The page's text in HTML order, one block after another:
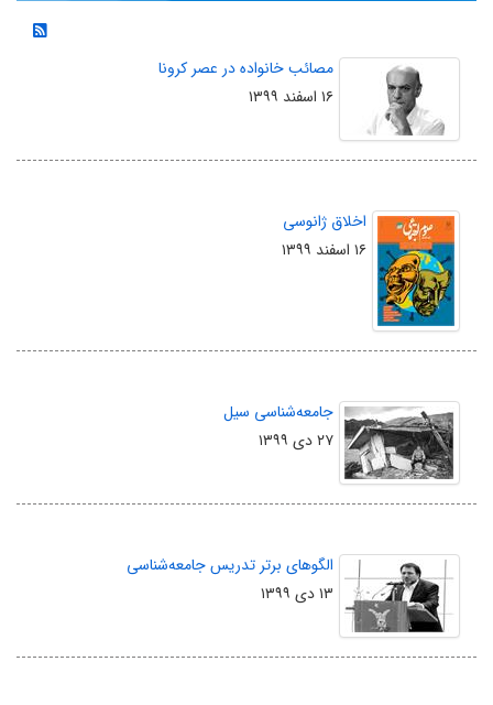
مصائب خانواده در عصر کرونا
۱۶ اسفند ۱۳۹۹
اخلاق ژانوسی
۱۶ اسفند ۱۳۹۹
جامعه‌شناسی سیل
۲۷ دی ۱۳۹۹
الگوهای برتر تدریس جامعه‌شناسی
۱۳ دی ۱۳۹۹